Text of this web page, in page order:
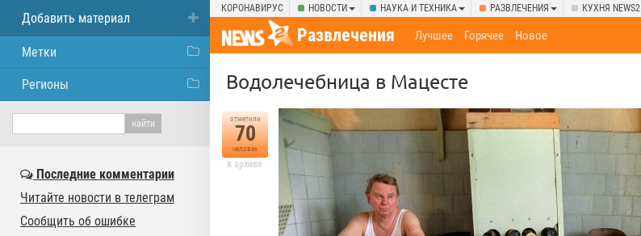
КОРОНАВИРУС НОВОСТИ НАУКА И ТЕХНИКА РАЗВЛЕЧЕНИЯ КУХНЯ NEWS2
Развлечения Лучшее Горячее Новое
Водолечебница в Мацесте
отметили
70
человек
в архиве
Добавить материал
Метки
Регионы
Последние комментарии
Читайте новости в телеграм
Сообщить об ошибке